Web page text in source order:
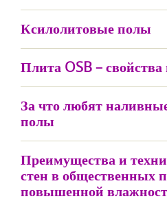
Ксилолитовые полы
Плита OSB –
За что любят
полы
Преимущества и
стен в общественных
повышенной